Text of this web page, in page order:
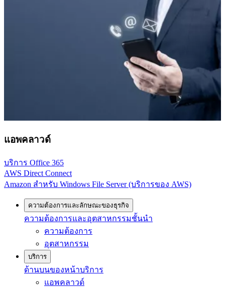
แอพคลาวด์
บริการ Office 365
AWS Direct Connect
Amazon สำหรับ Windows File Server (บริการของ AWS)
ความต้องการและลักษณะของธุรกิจ
ความต้องการและอุตสาหกรรมชั้นนำ
ความต้องการ
อุตสาหกรรม
บริการ
ด้านบนของหน้าบริการ
แอพคลาวด์